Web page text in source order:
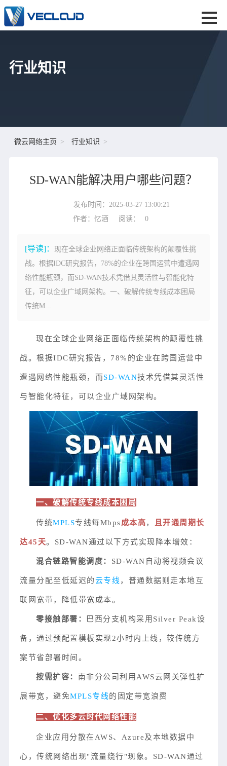
行业知识
微云网络主页 行业知识
SD-WAN能解决用户哪些问题？
发布时间：2025-03-27 13:00:21
作者：忆酒
阅读： 0
[导读]： 现在全球企业网络正面临传统架构的颠覆性挑
战。根据IDC研究报告，78%的企业在跨国运营中遭遇网
络性能瓶颈，而SD-WAN技术凭借其灵活性与智能化特
征，可以企业广域网架构。一、破解传统专线成本困局
传统M...
现在全球企业网络正面临传统架构的颠覆性挑
战。根据IDC研究报告，78%的企业在跨国运营中
遭遇网络性能瓶颈，而SD-WAN技术凭借其灵活性
与智能化特征，可以企业广域网架构。
一、破解传统专线成本困局
传统MPLS专线每Mbps成本高， 且开通周期长
达45天。SD-WAN通过以下方式实现降本增效：
混合链路智能调度： SD-WAN自动将视频会议
流量分配至低延迟的云专线 ，普通数据则走本地互
联网宽带，降低带宽成本。
零接触部署： 巴西分支机构采用Silver Peak设
备，通过预配置模板实现2小时内上线，较传统方
案节省部署时间。
按需扩容： 南非分公司利用AWS云网关弹性扩
展带宽，避免MPLS专线的固定带宽浪费
二、优化多云时代网络性能
企业应用分散在AWS、Azure及本地数据中
心，传统网络出现"流量绕行"现象。SD-WAN通过